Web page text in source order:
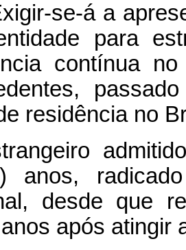
se-á a
para
contínua
residência no
anos,
desde que
após atingir